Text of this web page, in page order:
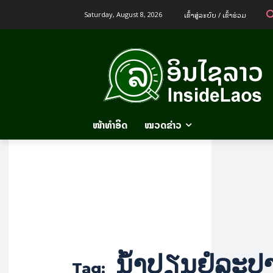
Saturday, August 8, 2026 ເຂົ້າ​ສູ່​ລະ​ບົບ / ເຂົ້າ​ຮ່ວມ
ໜ້າທຳອິດ ໝວດຂ່າວ
Tag: ນ້ຳປຽນຢໍລະປ